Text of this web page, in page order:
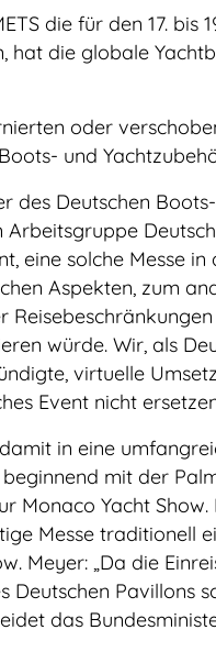
die für den 17. bis
hat die globale
oder
und
des Deutschen
eine solche Messe
Aspekten, zum
würde. Wir, als
virtuelle
Event nicht
in eine
mit der
Monaco Yacht
Messe traditionell
Meyer: „Da die
Deutschen Pavillons
das